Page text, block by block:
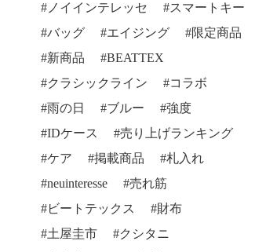
ノイインテレッセ
スマートキー
バッグ
エイジング
限定商品
新商品
BEATTEX
クラシックライン
コラボ
雨の日
ブルー
強度
IDケース
売り上げランキング
ケア
掲載商品
札入れ
neuinteresse
売れ筋
ビートテックス
財布
土屋圭市
クシタニ